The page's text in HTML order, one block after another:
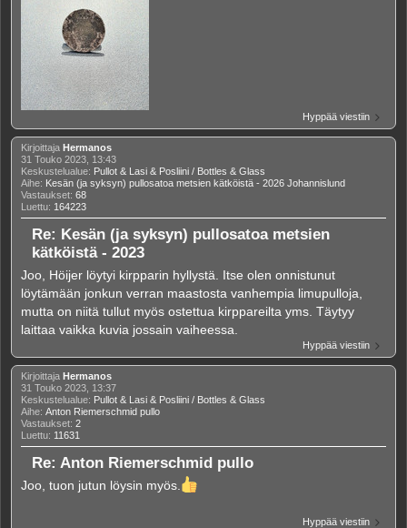
Hyppää viestiin
Kirjoittaja Hermanos
31 Touko 2023, 13:43
Keskustelualue: Pullot & Lasi & Posliini / Bottles & Glass
Aihe: Kesän (ja syksyn) pullosatoa metsien kätköistä - 2026 Johannislund
Vastaukset: 68
Luettu: 164223
Re: Kesän (ja syksyn) pullosatoa metsien
kätköistä - 2023
Joo, Höijer löytyi kirpparin hyllystä. Itse olen onnistunut
löytämään jonkun verran maastosta vanhempia limupulloja,
mutta on niitä tullut myös ostettua kirppareilta yms. Täytyy
laittaa vaikka kuvia jossain vaiheessa.
Hyppää viestiin
Kirjoittaja Hermanos
31 Touko 2023, 13:37
Keskustelualue: Pullot & Lasi & Posliini / Bottles & Glass
Aihe: Anton Riemerschmid pullo
Vastaukset: 2
Luettu: 11631
Re: Anton Riemerschmid pullo
Joo, tuon jutun löysin myös.
Hyppää viestiin